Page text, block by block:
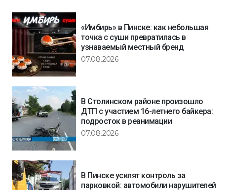
«Имбирь» в Пинске: как небольшая
точка с суши превратилась в
узнаваемый местный бренд
07.08.2026
В Столинском районе произошло
ДТП с участием 16-летнего байкера:
подросток в реанимации
07.08.2026
В Пинске усилят контроль за
парковкой: автомобили нарушителей